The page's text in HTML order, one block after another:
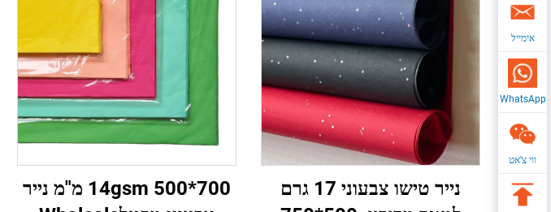
נייר טישו צבעוני 17 גרם
14gsm 500*700 מ"מ נייר
אימייל
WhatsApp
ווי צ'אט